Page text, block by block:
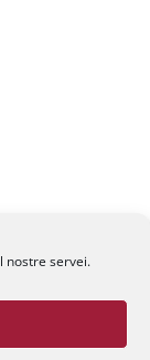
nostre servei.